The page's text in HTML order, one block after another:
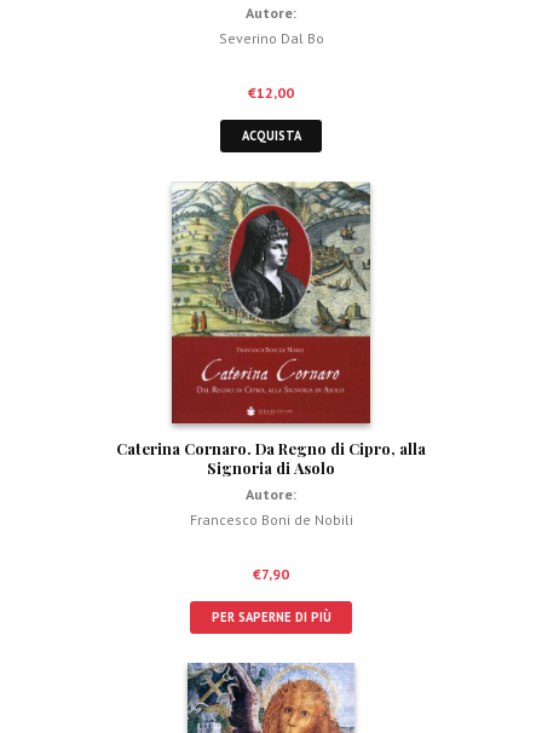
Autore:
Severino Dal Bo
€12,00
ACQUISTA
Caterina Cornaro. Da Regno di Cipro, alla
Signoria di Asolo
Autore:
Francesco Boni de Nobili
€7,90
PER SAPERNE DI PIÙ